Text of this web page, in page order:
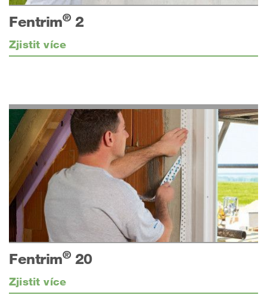
Fentrim® 2
Zjistit více
Fentrim®20
Zjistit více